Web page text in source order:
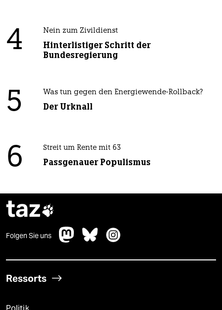
4 Nein zum Zivildienst
Hinterlistiger Schritt der
Bundesregierung
5 Was tun gegen den Energiewende-Rollback?
Der Urknall
6 Streit um Rente mit 63
Passgenauer Populismus
taz
Folgen Sie uns
Ressorts